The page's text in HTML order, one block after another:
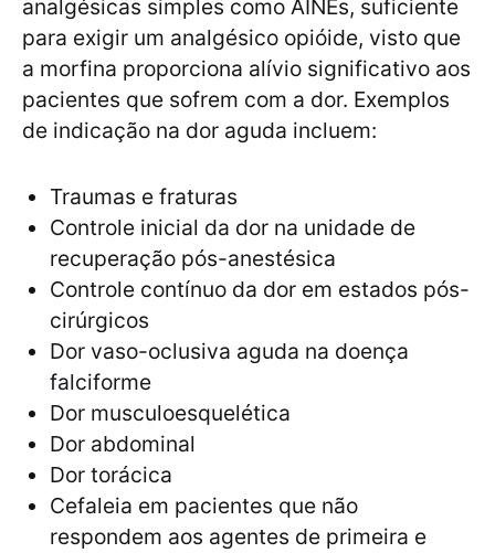
analgésicas simples como AINEs, suficiente
para exigir um analgésico opióide, visto que
a morfina proporciona alívio significativo aos
pacientes que sofrem com a dor. Exemplos
de indicação na dor aguda incluem:
Traumas e fraturas
Controle inicial da dor na unidade de
recuperação pós-anestésica
Controle contínuo da dor em estados pós-
cirúrgicos
Dor vaso-oclusiva aguda na doença
falciforme
Dor musculoesquelética
Dor abdominal
Dor torácica
Cefaleia em pacientes que não
respondem aos agentes de primeira e